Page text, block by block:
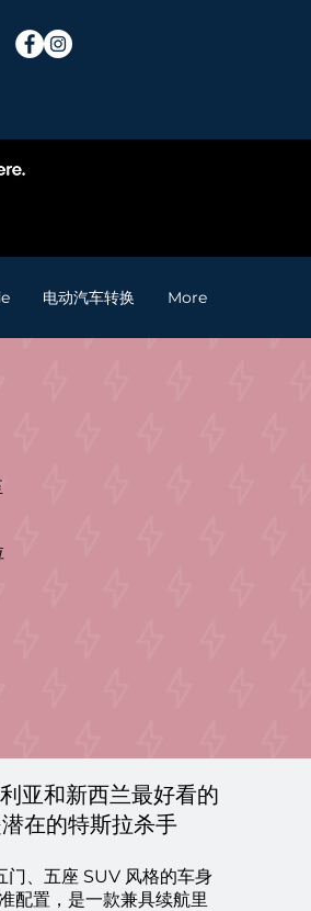
电动汽车转换 More
For MG,
亚和新西兰最好看的
在的特斯拉杀手
、五座 SUV 风格的车身
配置，是一款兼具续航里